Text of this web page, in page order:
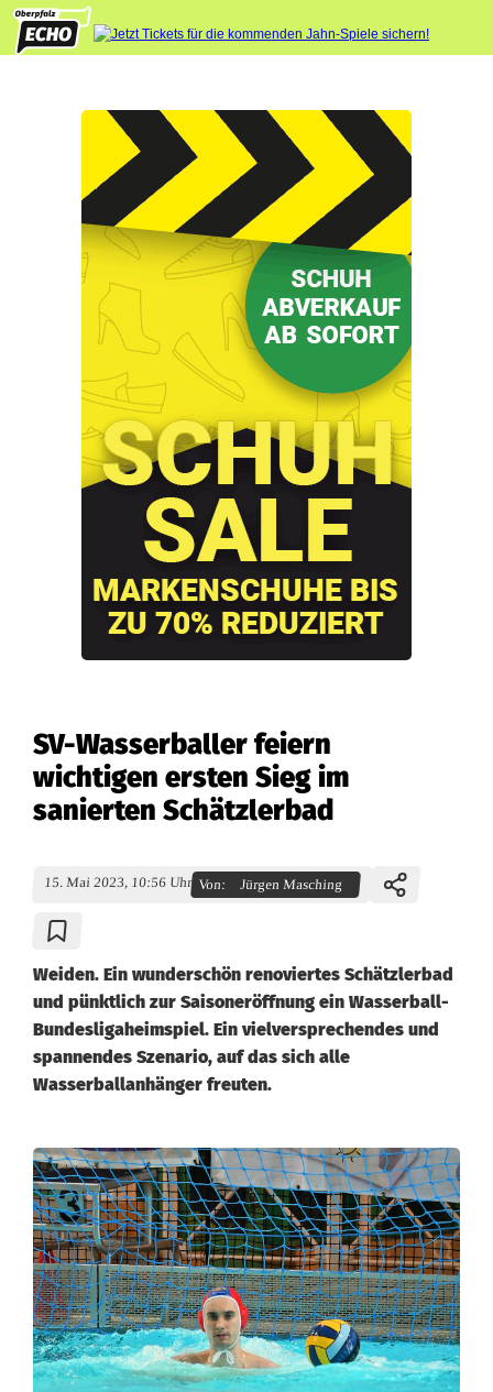
SV-Wasserballer feiern
wichtigen ersten Sieg im
sanierten Schätzlerbad
15. Mai 2023, 10:56 Uhr Von: Jürgen Masching
Weiden. Ein wunderschön renoviertes Schätzlerbad
und pünktlich zur Saisoneröffnung ein Wasserball-
Bundesligaheimspiel. Ein vielversprechendes und
spannendes Szenario, auf das sich alle
Wasserballanhänger freuten.
S
V
-
W
a
s